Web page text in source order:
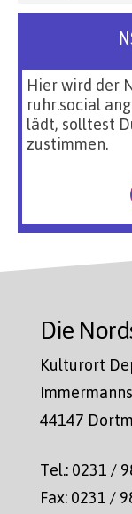
Hier wird der
ruhr.social
lädt, solltest
zustimmen.
Die
Kulturort
44147
Tel.: 0231 /
Fax: 0231 /